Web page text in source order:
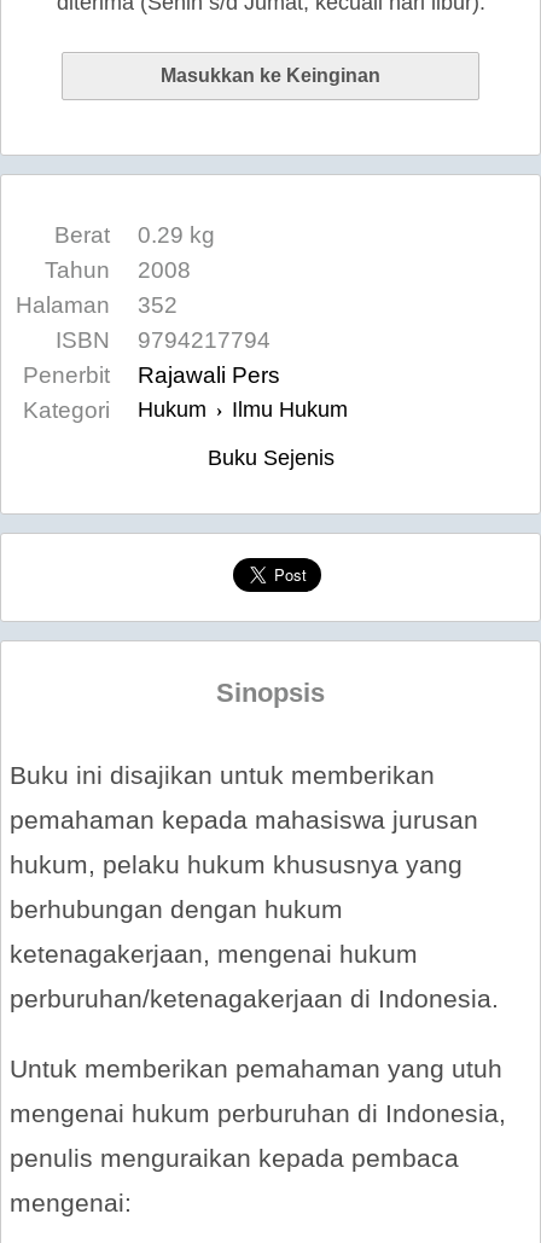
Berat
0.29 kg
Tahun
2008
Halaman
352
ISBN
9794217794
Penerbit
Rajawali Pers
Kategori
Hukum › Ilmu Hukum
Buku Sejenis
Sinopsis
Buku ini disajikan untuk memberikan
pemahaman kepada mahasiswa jurusan
hukum, pelaku hukum khususnya yang
berhubungan dengan hukum
ketenagakerjaan, mengenai hukum
perburuhan/ketenagakerjaan di Indonesia.
Untuk memberikan pemahaman yang utuh
mengenai hukum perburuhan di Indonesia,
penulis menguraikan kepada pembaca
mengenai: